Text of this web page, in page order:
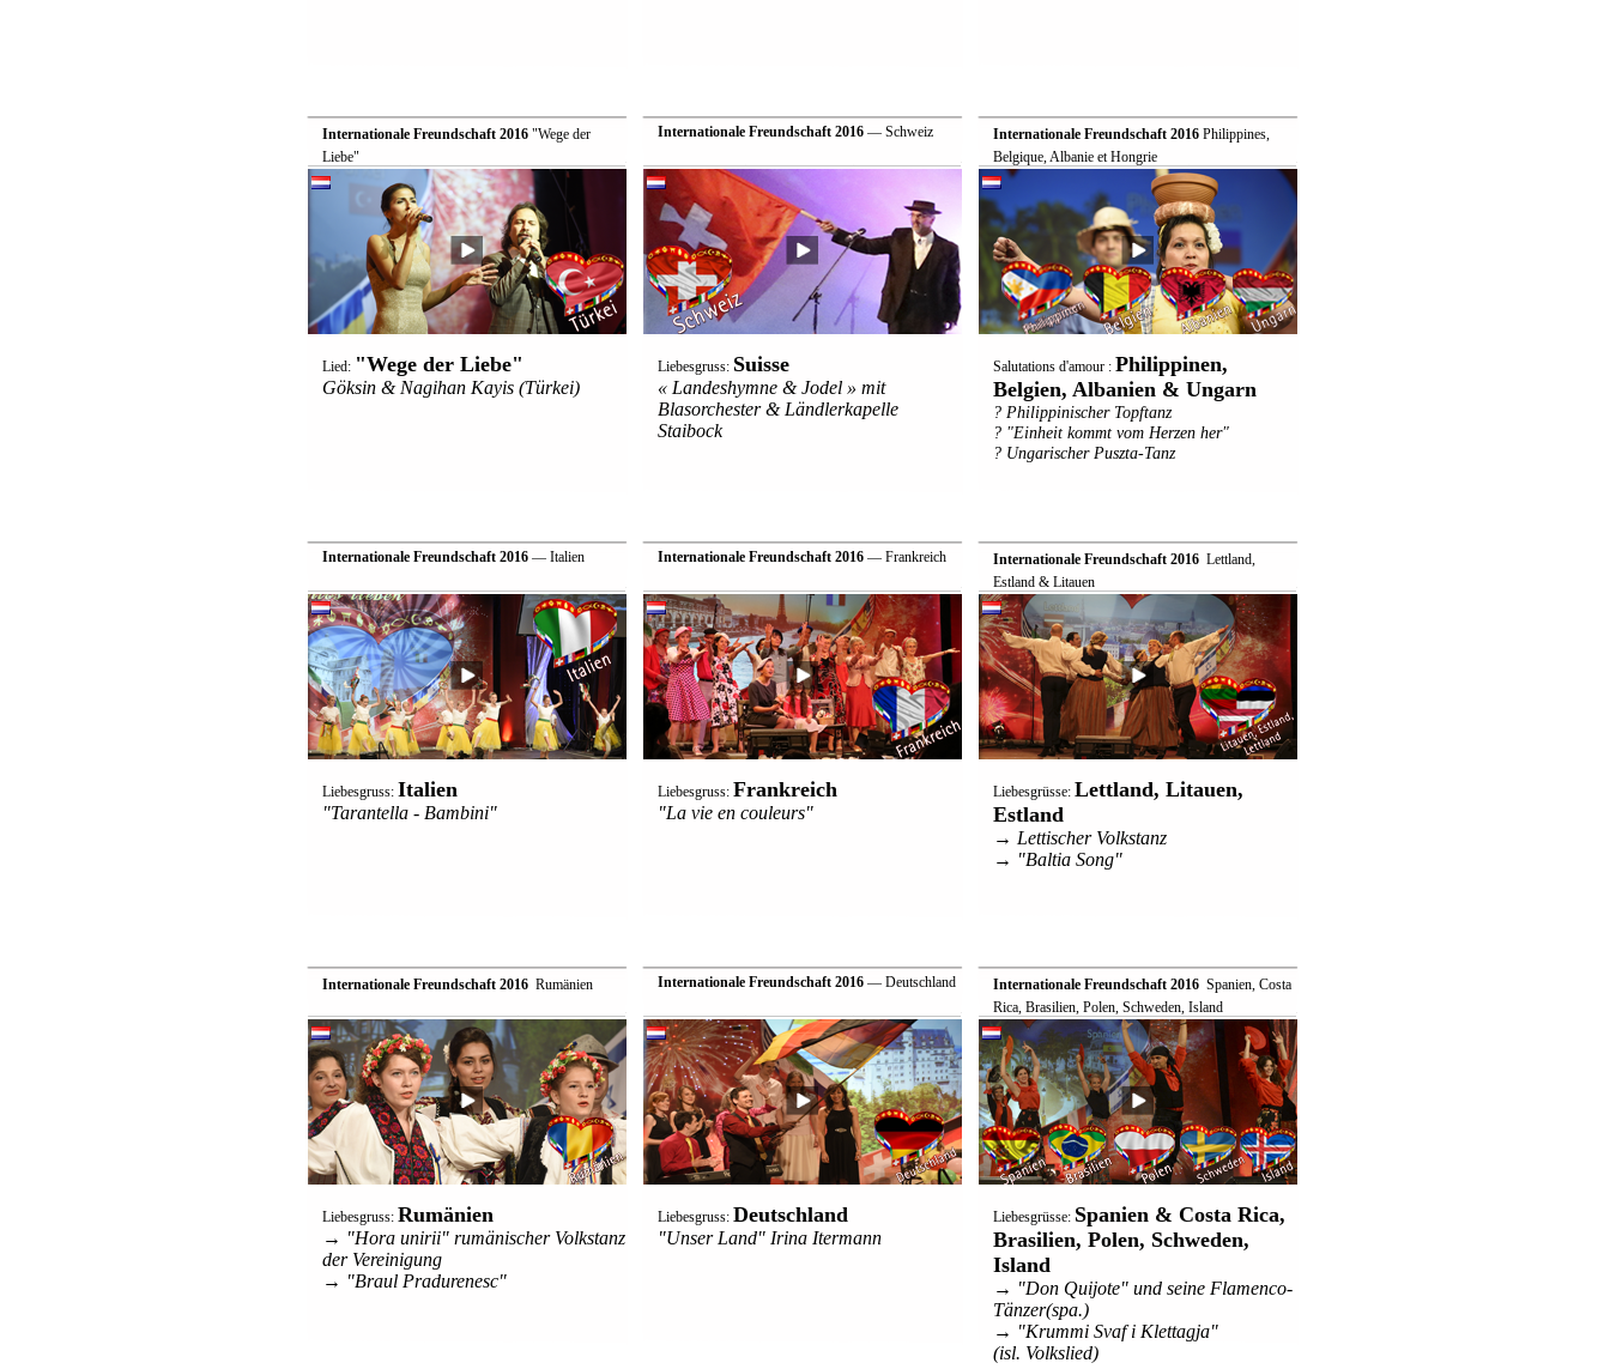
Internationale Freundschaft 2016 "Wege der
Liebe"
Lied: "Wege der Liebe"
Göksin & Nagihan Kayis (Türkei)
Internationale Freundschaft 2016— Schweiz
Liebesgruss: Suisse
« Landeshymne & Jodel » mit
Blasorchester & Ländlerkapelle
Staibock
Internationale Freundschaft 2016 Philippines,
Belgique, Albanie et Hongrie
Salutations d'amour : Philippinen,
Belgien, Albanien & Ungarn
? Philippinischer Topftanz
? "Einheit kommt vom Herzen her"
? Ungarischer Puszta-Tanz
Internationale Freundschaft 2016— Italien
Liebesgruss: Italien
"Tarantella - Bambini"
Internationale Freundschaft 2016— Frankreich
Liebesgruss: Frankreich
"La vie en couleurs"
Internationale Freundschaft 2016 Lettland,
Estland & Litauen
Liebesgrüsse: Lettland, Litauen,
Estland
→ Lettischer Volkstanz
→ "Baltia Song"
Internationale Freundschaft 2016 Rumänien
Liebesgruss: Rumänien
→ "Hora unirii" rumänischer Volkstanz
der Vereinigung
→ "Braul Pradurenesc"
Internationale Freundschaft 2016— Deutschland
Liebesgruss: Deutschland
"Unser Land" Irina Itermann
Internationale Freundschaft 2016 Spanien, Costa
Rica, Brasilien, Polen, Schweden, Island
Liebesgrüsse: Spanien & Costa Rica,
Brasilien, Polen, Schweden,
Island
→ "Don Quijote" und seine Flamenco-
Tänzer(spa.)
→ "Krummi Svaf i Klettagja"
(isl. Volkslied)